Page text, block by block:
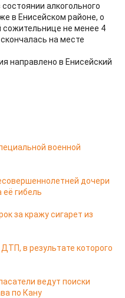
алкогольного
в Енисейском районе, о
сожительнице не менее 4
на месте
направлено в Енисейский
военной
дочери
её гибель
за кражу сигарет из
в результате которого
ведут поиски
по Кану